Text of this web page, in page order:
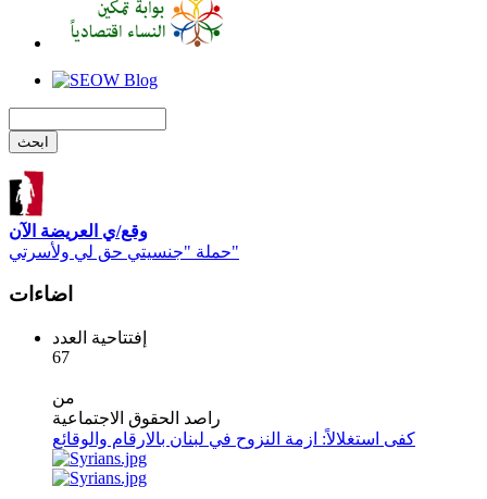
وقع/ي العريضة الآن
حملة "جنسيتي حق لي ولأسرتي"
اضاءات
إفتتاحية العدد
67
من
راصد الحقوق الاجتماعية
كفى استغلالاً: ازمة النزوح في لبنان بالارقام والوقائع